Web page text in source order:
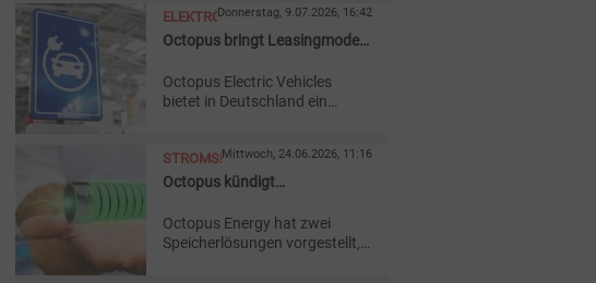
Messstellenbetreiber. Kunden
sollten die Angebote sorgfältig
ELEKTROFAHRZEUGE
Donnerstag, 9.07.2026, 16:42
Octopus bringt Leasingmodell
Octopus Electric Vehicles
bietet in Deutschland ein
Gehaltsumwandlung an und
wirbt um
STROMSPEICHERMittwoch, 24.06.2026, 11:16
Octopus kündigt
Octopus Energy hat zwei
Speicherlösungen vorgestellt,